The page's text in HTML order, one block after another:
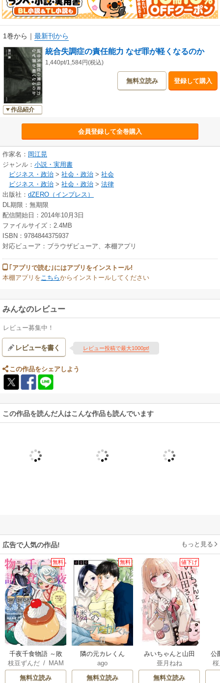
1巻から ｜ 最新刊から
作品紹介
統合失調症の責任能力 なぜ罪が軽くなるのか
1,440pt/1,584円(税込)
無料立読み 登録して購入
会員登録して全巻購入
作家名： 岡江晃
ジャンル： 小説・実用書
ビジネス・政治 > 社会・政治 > 社会
ビジネス・政治 > 社会・政治 > 法律
出版社： dZERO（インプレス）
DL期限：無期限
配信開始日：2014年10月3日
ファイルサイズ：2.4MB
ISBN：9784844375937
対応ビューア：ブラウザビューア、本棚アプリ
｢アプリで読む｣にはアプリをインストール!
本棚アプリを こちらからインストールしてください
みんなのレビュー
レビュー募集中！
レビューを書く レビュー投稿で最大1000pt!
この作品をシェアしよう
この作品を読んだ人はこんな作品も読んでいます
広告で人気の作品! もっと見る
無料
千夜千食物語 ～敗
国の姫ですが氷の
皇子殿下がどうも
枝豆ずんだ/ MAM
AKOTO/鴉羽凛燈
無料立読み
無料
隣の元カレくん
ago
無料立読み
値下げ
みいちゃんと山田
さん
亜月ねね
無料立読み
公
は